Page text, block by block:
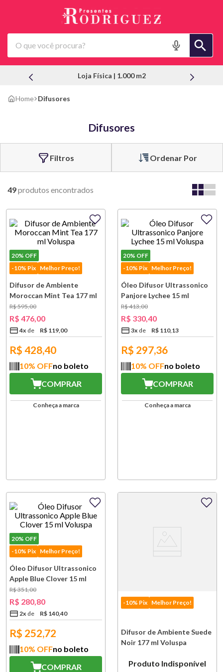
O que você procura?
Loja Física | 1.000 m2
Difusores
Difusores
Ordenar Por
49produtos
20% OFF
-10% Pix Melhor Preço!
Difusor de Ambiente
Moroccan Mint Tea 177 ml
Voluspa
R$595,00
R$ 476,00
4x R$ 119,00
R$ 428,40
10% OFFno boleto
COMPRAR
Conheça a marca
20% OFF
-10% Pix Melhor Preço!
Óleo Difusor Ultrassonico
Panjore Lychee 15 ml
Voluspa
R$413,00
R$ 330,40
3x R$ 110,13
R$ 297,36
10% OFFno boleto
COMPRAR
Conheça a marca
20% OFF
-10% Pix Melhor Preço!
Óleo Difusor Ultrassonico
Apple Blue Clover 15 ml
Voluspa
R$351,00
R$ 280,80
2x R$ 140,40
R$ 252,72
10% OFFno boleto
COMPRAR
-10% Pix Melhor Preço!
Difusor de Ambiente Suede
Noir 177 ml Voluspa
Produto Indisponível